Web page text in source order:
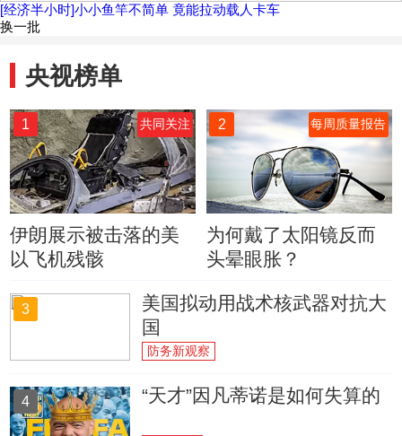
[经济半小时]小小鱼竿不简单 竟能拉动载人卡车
换一批
央视榜单
1 共同关注
伊朗展示被击落的美
以飞机残骸
2 每周质量报告
为何戴了太阳镜反而
头晕眼胀？
3
美国拟动用战术核武器对抗大
国
防务新观察
4 “天才”因凡蒂诺是如何失算的